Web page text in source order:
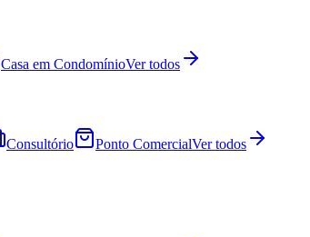
Casa em CondomínioVer todos
Consultório Ponto ComercialVer todos